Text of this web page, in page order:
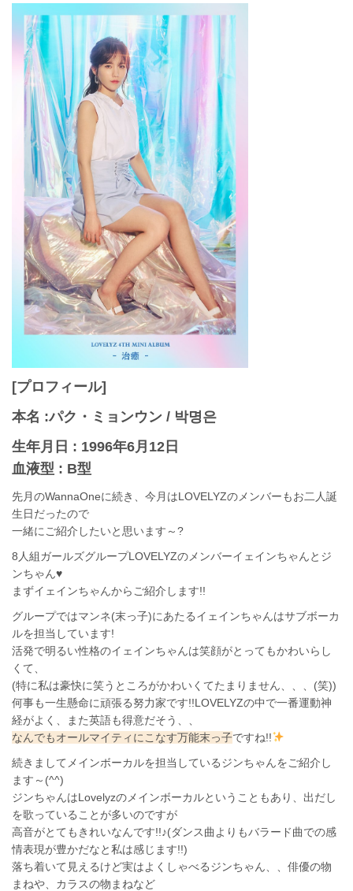
[プロフィール]
本名 :パク・ミョンウン / 박명은
生年月日 : 1996年6月12日
血液型 : B型
先月のWannaOneに続き、今月はLOVELYZのメンバーもお二人誕
生日だったので
一緒にご紹介したいと思います～?
8人組ガールズグループLOVELYZのメンバーイェインちゃんとジ
ンちゃん♥
まずイェインちゃんからご紹介します!!
グループではマンネ(末っ子)にあたるイェインちゃんはサブボーカ
ルを担当しています!
活発で明るい性格のイェインちゃんは笑顔がとってもかわいらし
くて、
(特に私は豪快に笑うところがかわいくてたまりません、、、(笑))
何事も一生懸命に頑張る努力家です!!LOVELYZの中で一番運動神
経がよく、また英語も得意だそう、、
なんでもオールマイティにこなす万能末っ子ですね!!
続きましてメインボーカルを担当しているジンちゃんをご紹介し
ます～(^^)
ジンちゃんはLovelyzのメインボーカルということもあり、出だし
を歌っていることが多いのですが
高音がとてもきれいなんです!!♪(ダンス曲よりもバラード曲での感
情表現が豊かだなと私は感じます!!)
落ち着いて見えるけど実はよくしゃべるジンちゃん、、俳優の物
まねや、カラスの物まねなど